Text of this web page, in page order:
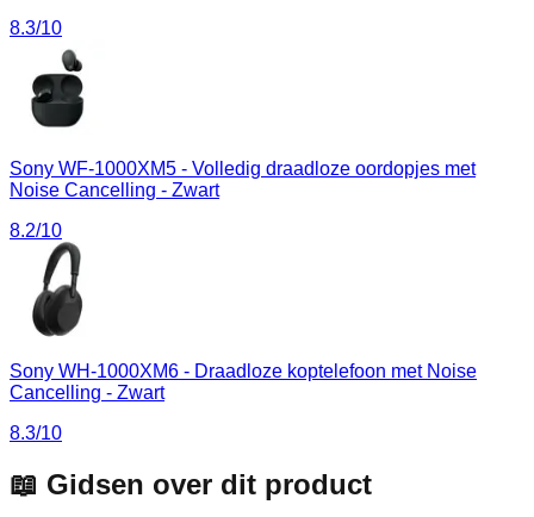
8.3/10
Sony WF-1000XM5 - Volledig draadloze oordopjes met
Noise Cancelling - Zwart
8.2/10
Sony WH-1000XM6 - Draadloze koptelefoon met Noise
Cancelling - Zwart
8.3/10
📖 Gidsen over dit product